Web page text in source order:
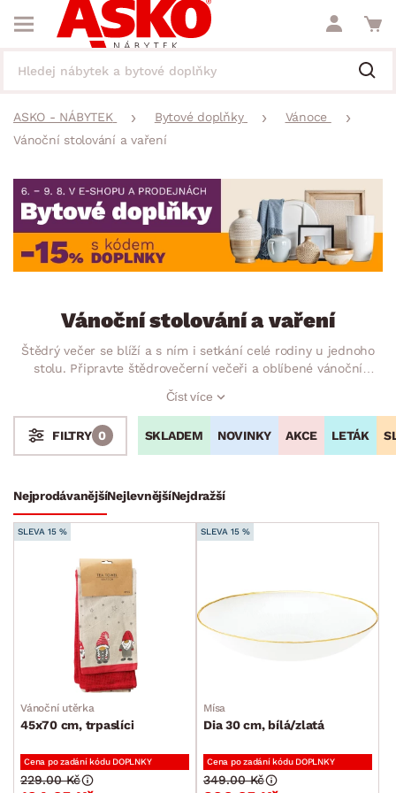
ASKO - NÁBYTEK Bytové doplňky
Vánoce
Vánoční stolování a vaření
Vánoční stolování a vaření
Štědrý večer se blíží a s ním i setkání celé rodiny u jednoho
stolu. Připravte štědrovečerní večeři a oblíbené vánoční
krásně prostřenému stolu a užijte si sváteční čas plný lásky a
pohody. Naše doplňky pro vánoční stolování a vaření Vás nejen
okouzlí, ale také Vám ušetří čas strávený v kuchyni.
Číst více
Dekorace
Stolování a vaření
Zahradní doplňky
Osvětlení
Ukládání a organizace
Drobné bytové doplňky
Vánoce
Vánoční ozdoby
SKLADEM NOVINKY AKCE LETÁK
FILTRY 0
NejprodávanějšíNejlevnějšíNejdražší
SLEVA 15 %
Vánoční utěrka
45x70 cm, trpaslíci
Cena po zadání kódu DOPLNKY
229.00 Kč
SLEVA 15 %
Mísa
Dia 30 cm, bílá/zlatá
Cena po zadání kódu DOPLNKY
349.00 Kč